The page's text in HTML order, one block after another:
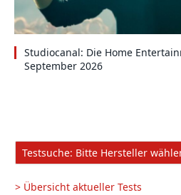
Studiocanal: Die Home
September 2026
> Übersicht aktueller Tests